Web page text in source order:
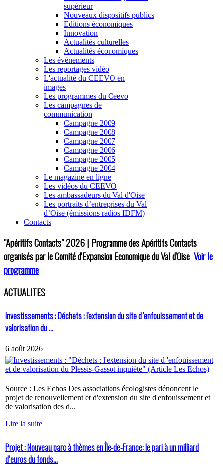
supérieur
Nouveaux dispositifs publics
Editions économiques
Innovation
Actualités culturelles
Actualités économiques
Les événements
Les reportages vidéo
L'actualité du CEEVO en
images
Les programmes du Ceevo
Les campagnes de
communication
Campagne 2009
Campagne 2008
Campagne 2007
Campagne 2006
Campagne 2005
Campagne 2004
Le magazine en ligne
Les vidéos du CEEVO
Les ambassadeurs du Val d'Oise
Les portraits d’entreprises du Val
d’Oise (émissions radios IDFM)
Contacts
"Apéritifs Contacts"2026 | Programme des Apéritifs Contacts
organisés par le Comité d'Expansion Economique du Val d'Oise Voir le
programme
ACTUALITES
Investissements : Déchets : l'extension du site d 'enfouissement et de
valorisation du ...
6 août 2026
Source : Les Echos Des associations écologistes dénoncent le
projet de renouvellement et d'extension du site d'enfouissement et
de valorisation des d...
Lire la suite
Projet : Nouveau parc à thèmes en Île-de-France: le pari à un milliard
d’euros du fonds...